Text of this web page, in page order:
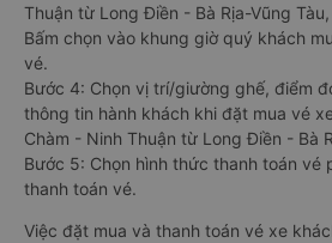
Thuận từ Long Điền - Bà Rịa-Vũng
Bấm chọn vào khung giờ quý khách
vé.
Bước 4: Chọn vị trí/giường ghế, điểm
thông tin hành khách khi đặt mua vé
Chàm - Ninh Thuận từ Long Điền - Bà
Bước 5: Chọn hình thức thanh toán vé
thanh toán vé.
Việc đặt mua và thanh toán vé xe